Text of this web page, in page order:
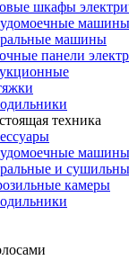
шкафы
машины
машины
панели
техника
машины
и
камеры